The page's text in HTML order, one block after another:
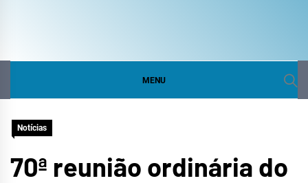
HIDROGRÁFICA DO
MENU
Notícias
70ª reunião ordinária do